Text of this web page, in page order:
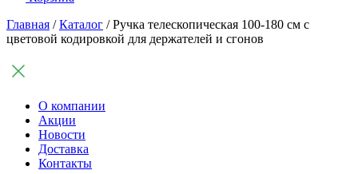
Главная /Каталог /Ручка телескопическая 100-180 см с
цветовой кодировкой для держателей и сгонов
О компании
Акции
Новости
Доставка
Контакты